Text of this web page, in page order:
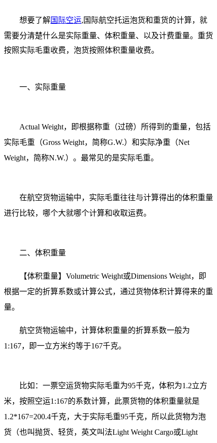
想要了解国际空运,国际航空托运泡货和重货的计算，就
需要分清楚什么是实际重量、体积重量、以及计费重量。 重货
按照实际毛重收费，泡货按照体积重量收费。
一、实际重量
Actual Weight，即根据称重（过磅）所得到的重量，包括
实际毛重（Gross Weight，简称G.W.）和实际净重（Net
Weight，简称N.W.）。最常见的是实际毛重。
在航空货物运输中，实际毛重往往与计算得出的体积重量
进行比较，哪个大就哪个计算和收取运费。
二、体积重量
【体积重量】Volumetric Weight或Dimensions Weight，即
根据一定的折算系数或计算公式，通过货物体积计算得来的重
量。
航空货物运输中，计算体积重量的折算系数一般为
1:167，即一立方米约等于167千克。
比如：一票空运货物实际毛重为95千克，体积为1.2立方
米，按照空运1:167的系数计算，此票货物的体积重量就是
1.2*167=200.4千克，大于实际毛重95千克，所以此货物为泡
货（也叫抛货、轻货，英文叫法Light Weight Cargo或Light